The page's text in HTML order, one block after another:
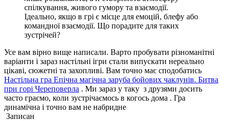
спілкування, живого гумору та взаємодії.
Ідеально, якщо в грі є місце для емоцій, блефу або
командної взаємодії. Що порадите для таких
зустрічей?
Усе вам вірно вище написали. Варто пробувати різноманітні
варіанти і зараз настільні ігри стали випускати нереально
цікаві, сюжетні та захопливі. Вам точно має сподобатись
Настільна гра Епічна магічна заруба бойових чаклунів. Битва
при горі Череповерла . Ми зараз у таку з друзями досить
часто граємо, коли зустрічаємось в когось дома . Гра
динамічна і точно вам не набридне
Записан